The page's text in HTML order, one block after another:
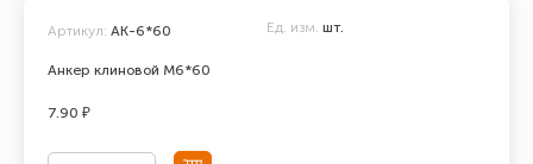
Анкер клиновой М6*60
Артикул: АК-6*60 Ед. изм. шт.
7.90 ₽